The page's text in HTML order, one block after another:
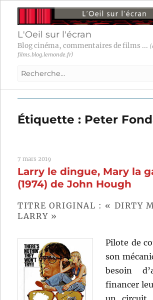
L'Oeil sur l'écran
Blog cinéma, commentaires de films ...
films.blog.lemonde.fr)
Recherche
:
Étiquette : Peter
7 mars 2019
Larry le dingue, Mary la
(1974) de John Hough
TITRE ORIGINAL : « DIRTY
LARRY »
Pilote de
son
besoin
financer